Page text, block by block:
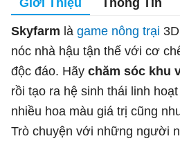
Skyfarm là game nông trại
nóc nhà hậu tận thế với cơ
độc đáo. Hãy chăm sóc khu
rồi tạo ra hệ sinh thái linh
nhiều hoa màu giá trị cũng
Trò chuyện với những người